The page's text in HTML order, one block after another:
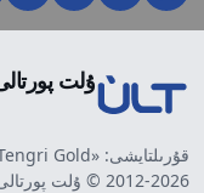
ۇلت
قۇرىلتايشى: «Tengri Gold» جشس
2012-2026 © ۇلت پورتالى